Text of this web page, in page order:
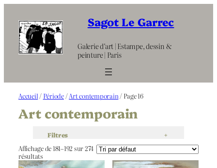
contenu
Sagot Le Garrec
Galerie d’art | Estampe, dessin &
peinture | Paris
Accueil / Période/Art contemporain / Page 16
Art contemporain
Filtres +
Affichage de 181–192 sur 274
résultats